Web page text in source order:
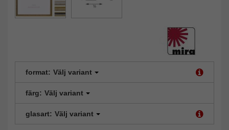
format: Välj variant
färg: Välj variant
glasart: Välj variant